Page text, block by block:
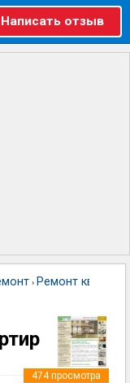
Написать отзыв
› Ремонт квартир
474просмотра